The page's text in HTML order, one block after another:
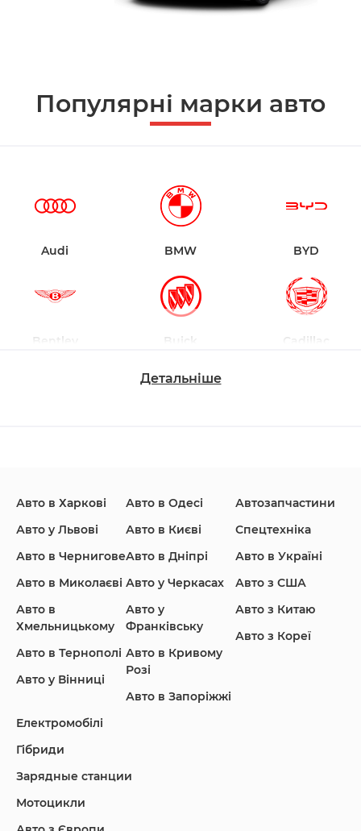
Популярні марки авто
Audi BMW BYD
Bentley Buick Cadillac
Honda Hyundai
Infiniti Jaguar Jeep
Land Rover
Детальніше
Авто в Харкові
Авто у Львові
Авто в Чернигове
Авто в Миколаєві
Авто в
Хмельницькому
Авто в Тернополі
Авто у Вінниці
Авто в Одесі
Авто в Києві
Авто в Дніпрі
Авто у Черкасах
Авто у
Франківську
Авто в Кривому
Розі
Авто в Запоріжжі
Автозапчастини
Спецтехніка
Авто в Україні
Авто з США
Авто з Китаю
Авто з Кореї
Електромобілі
Гібриди
Зарядные станции
Мотоцикли